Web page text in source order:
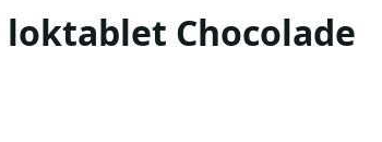
Chocolade